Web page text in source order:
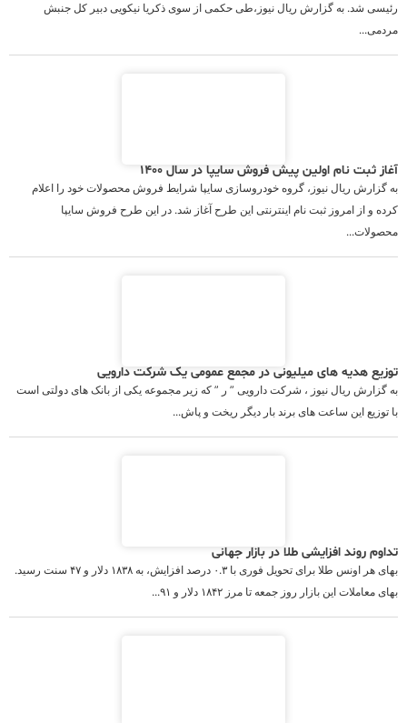
رئیسی شد. به گزارش ریال نیوز،طی حکمی از سوی ذکریا نیکویی دبیر کل جنبش
مردمی...
آغاز ثبت نام اولین پیش فروش سایپا در سال ۱۴۰۰
به گزارش ریال نیوز، گروه خودروسازی سایپا شرایط فروش محصولات خود را اعلام
کرده و از امروز ثبت نام اینترنتی این طرح آغاز شد. در این طرح فروش سایپا
محصولات...
توزیع هدیه های میلیونی در مجمع عمومی یک شرکت دارویی
به گزارش ریال نیوز ، شرکت دارویی ” ر ” که زیر مجموعه یکی از بانک های دولتی است
با توزیع این ساعت های برند بار دیگر ریخت و پاش...
تداوم روند افزایشی طلا در بازار جهانی
بهای هر اونس طلا برای تحویل فوری با ۰.۳ درصد افزایش، به ۱۸۳۸ دلار و ۴۷ سنت رسید.
بهای معاملات این بازار روز جمعه تا مرز ۱۸۴۲ دلار و ۹۱...